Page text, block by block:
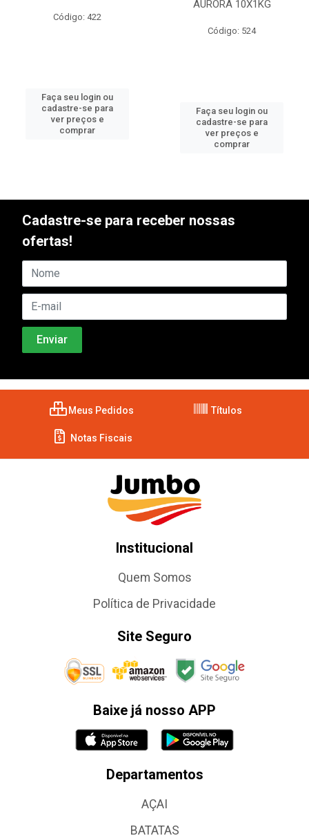
Código: 422
Faça seu login ou
cadastre-se para
ver preços e
comprar
AURORA 10X1KG
Código: 524
Faça seu login ou
cadastre-se para
ver preços e
comprar
Cadastre-se para receber nossas
ofertas!
Meus Pedidos Títulos
Notas Fiscais
Institucional
Quem Somos
Política de Privacidade
Site Seguro
Baixe já nosso APP
Departamentos
AÇAI
BATATAS